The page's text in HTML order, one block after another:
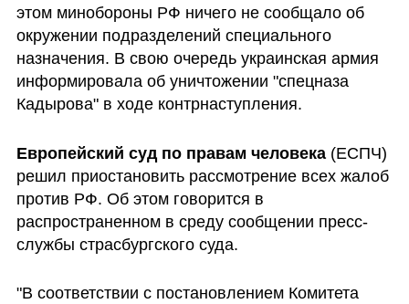
этом минобороны РФ ничего не сообщало об
окружении подразделений специального
назначения. В свою очередь украинская армия
информировала об уничтожении "спецназа
Кадырова" в ходе контрнаступления.
Европейский суд по правам человека (ЕСПЧ)
решил приостановить рассмотрение всех жалоб
против РФ. Об этом говорится в
распространенном в среду сообщении пресс-
службы страсбургского суда.
"В соответствии с постановлением Комитета